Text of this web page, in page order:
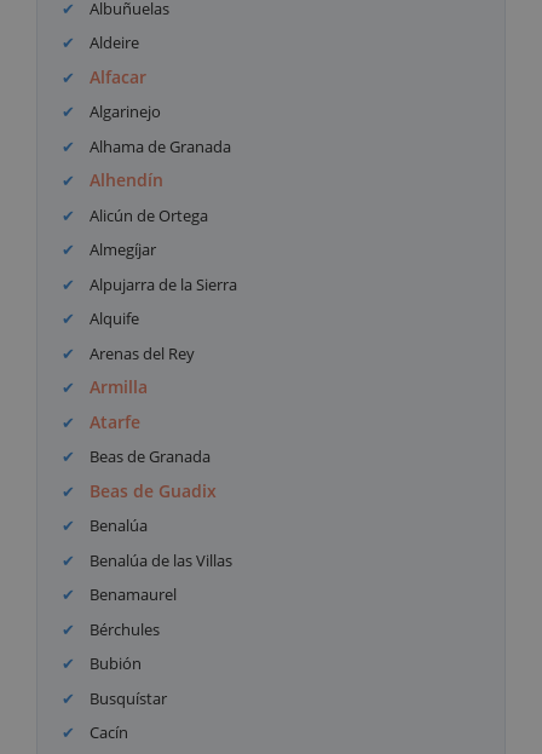
Albuñuelas
Aldeire
Alfacar
Algarinejo
Alhama de Granada
Alhendín
Alicún de Ortega
Almegíjar
Alpujarra de la Sierra
Alquife
Arenas del Rey
Armilla
Atarfe
Beas de Granada
Beas de Guadix
Benalúa
Benalúa de las Villas
Benamaurel
Bérchules
Bubión
Busquístar
Cacín